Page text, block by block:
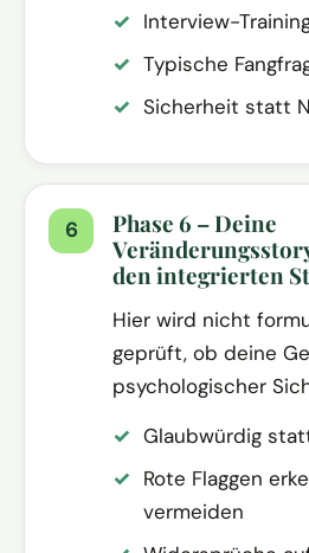
Interview-
Typische
Sicherheit statt
Phase 6 – Deine
den integrierten
Hier wird nicht
geprüft, ob deine
psychologischer
Glaubwürdig
Rote Flaggen
vermeiden